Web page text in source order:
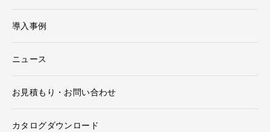
導入事例
ニュース
お見積もり・お問い合わせ
カタログダウンロード